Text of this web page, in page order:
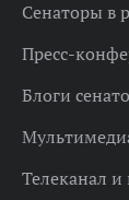
Сенаторы в
Пресс-
Блоги
Телеканал